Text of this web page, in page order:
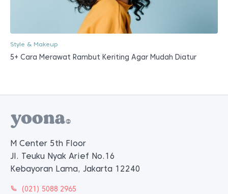
Style & Makeup
5+ Cara Merawat Rambut Keriting Agar Mudah Diatur
M Center 5th Floor
Jl. Teuku Nyak Arief No.16
Kebayoran Lama, Jakarta 12240
(021) 5088 2965